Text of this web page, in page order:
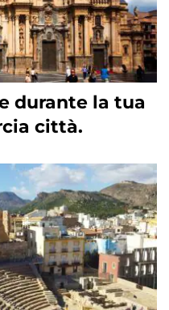
durante la tua
città.